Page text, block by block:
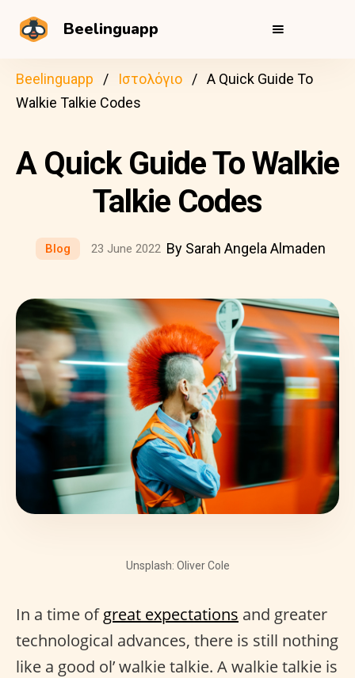
Beelinguapp
Beelinguapp Ιστολόγιο
A Quick Guide To
Walkie Talkie Codes
A Quick Guide To Walkie
Talkie Codes
Blog 23 June 2022 By Sarah Angela Almaden
Unsplash: Oliver Cole
In a time ofgreat expectations and greater
technological advances, there is still nothing
like a good ol’ walkie talkie. A walkie talkie is